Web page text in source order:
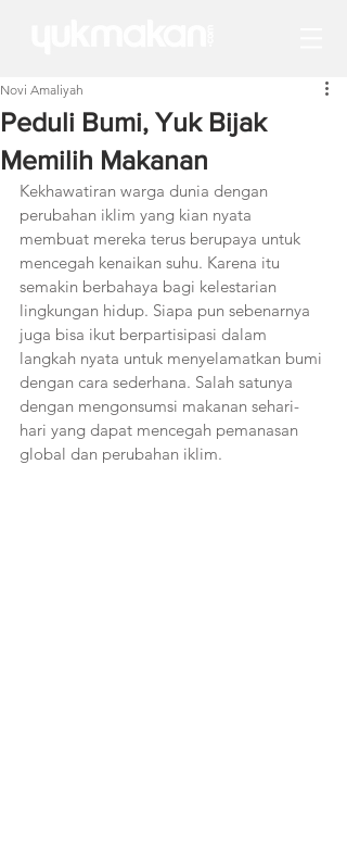
Peduli Bumi, Yuk Bijak
Memilih Makanan
Novi Amaliyah
Kekhawatiran warga dunia dengan
perubahan iklim yang kian nyata
membuat mereka terus berupaya untuk
mencegah kenaikan suhu. Karena itu
semakin berbahaya bagi kelestarian
lingkungan hidup. Siapa pun sebenarnya
juga bisa ikut berpartisipasi dalam
langkah nyata untuk menyelamatkan bumi
dengan cara sederhana. Salah satunya
dengan mengonsumsi makanan sehari-
hari yang dapat mencegah pemanasan
global dan perubahan iklim.